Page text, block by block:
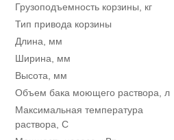
Грузоподъемность корзины, кг
Тип привода корзины
Длина, мм
Ширина, мм
Высота, мм
Объем бака моющего раствора, л
Максимальная температура
раствора, С